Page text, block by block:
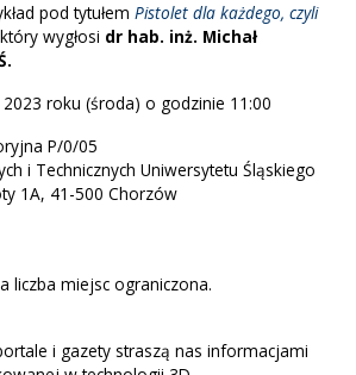
pod tytułem Pistolet dla każdego, czyli
wygłosi dr hab. inż. Michał
2023 roku (środa) o godzinie 11:00
P/0/05
i Technicznych Uniwersytetu Śląskiego
1A, 41-500 Chorzów
liczba miejsc ograniczona.
i gazety straszą nas informacjami